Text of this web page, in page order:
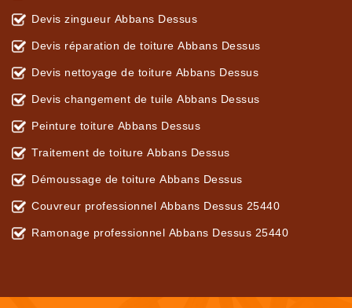
Devis zingueur Abbans Dessus
Devis réparation de toiture Abbans Dessus
Devis nettoyage de toiture Abbans Dessus
Devis changement de tuile Abbans Dessus
Peinture toiture Abbans Dessus
Traitement de toiture Abbans Dessus
Démoussage de toiture Abbans Dessus
Couvreur professionnel Abbans Dessus 25440
Ramonage professionnel Abbans Dessus 25440